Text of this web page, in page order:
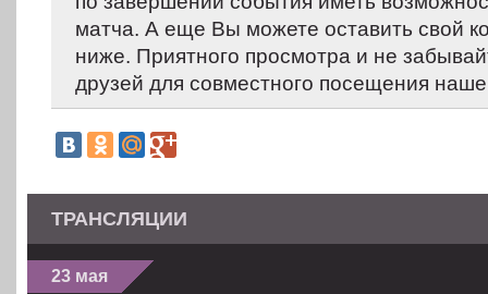
матча. А еще Вы можете оставить свой
ниже. Приятного просмотра и не
друзей для совместного посещения
ТРАНСЛЯЦИИ
23 мая